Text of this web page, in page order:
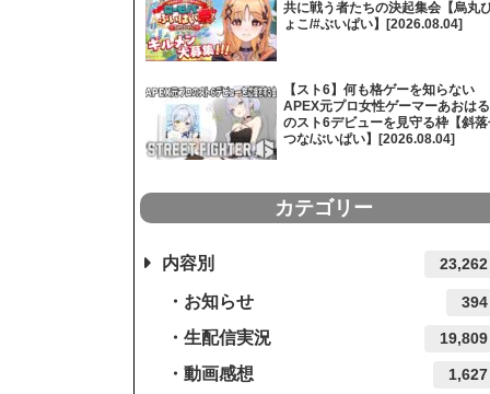
共に戦う者たちの決起集会【烏丸
ょこ/#ぶいぱい】[2026.08.04]
【スト6】何も格ゲーを知らない
APEX元プロ女性ゲーマーあおはる
のスト6デビューを見守る枠【斜
つな/ぶいぱい】[2026.08.04]
カテゴリー
内容別 23,262
お知らせ 394
生配信実況 19,809
動画感想 1,627